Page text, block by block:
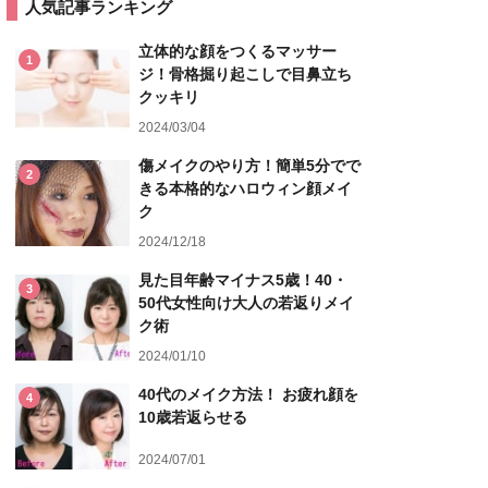
人気記事ランキング
1
立体的な顔をつくるマッサー
ジ！骨格掘り起こしで目鼻立ち
クッキリ
2024/03/04
2
傷メイクのやり方！簡単5分でで
きる本格的なハロウィン顔メイ
ク
2024/12/18
3
見た目年齢マイナス5歳！40・
50代女性向け大人の若返りメイ
ク術
2024/01/10
4
40代のメイク方法！ お疲れ顔を
10歳若返らせる
2024/07/01